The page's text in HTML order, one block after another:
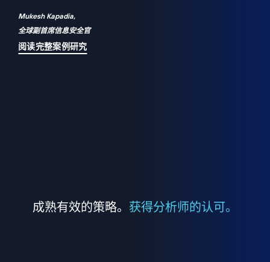
Mukesh Kapadia,
全球副首席信息安全官
阅读完整案例研究
成熟有效的策略。 获得分析师的认可。